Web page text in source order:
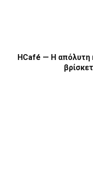
HCafé — Η απόλυτη